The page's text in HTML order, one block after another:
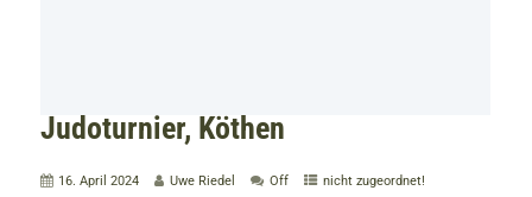
Judoturnier, Köthen
16. April 2024 Uwe Riedel Off nicht zugeordnet!